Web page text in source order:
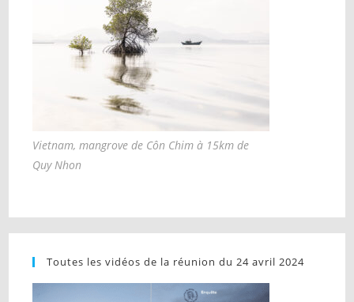
Vietnam, mangrove de Côn Chim à 15km de
Quy Nhon
Toutes les vidéos de la réunion du 24 avril 2024